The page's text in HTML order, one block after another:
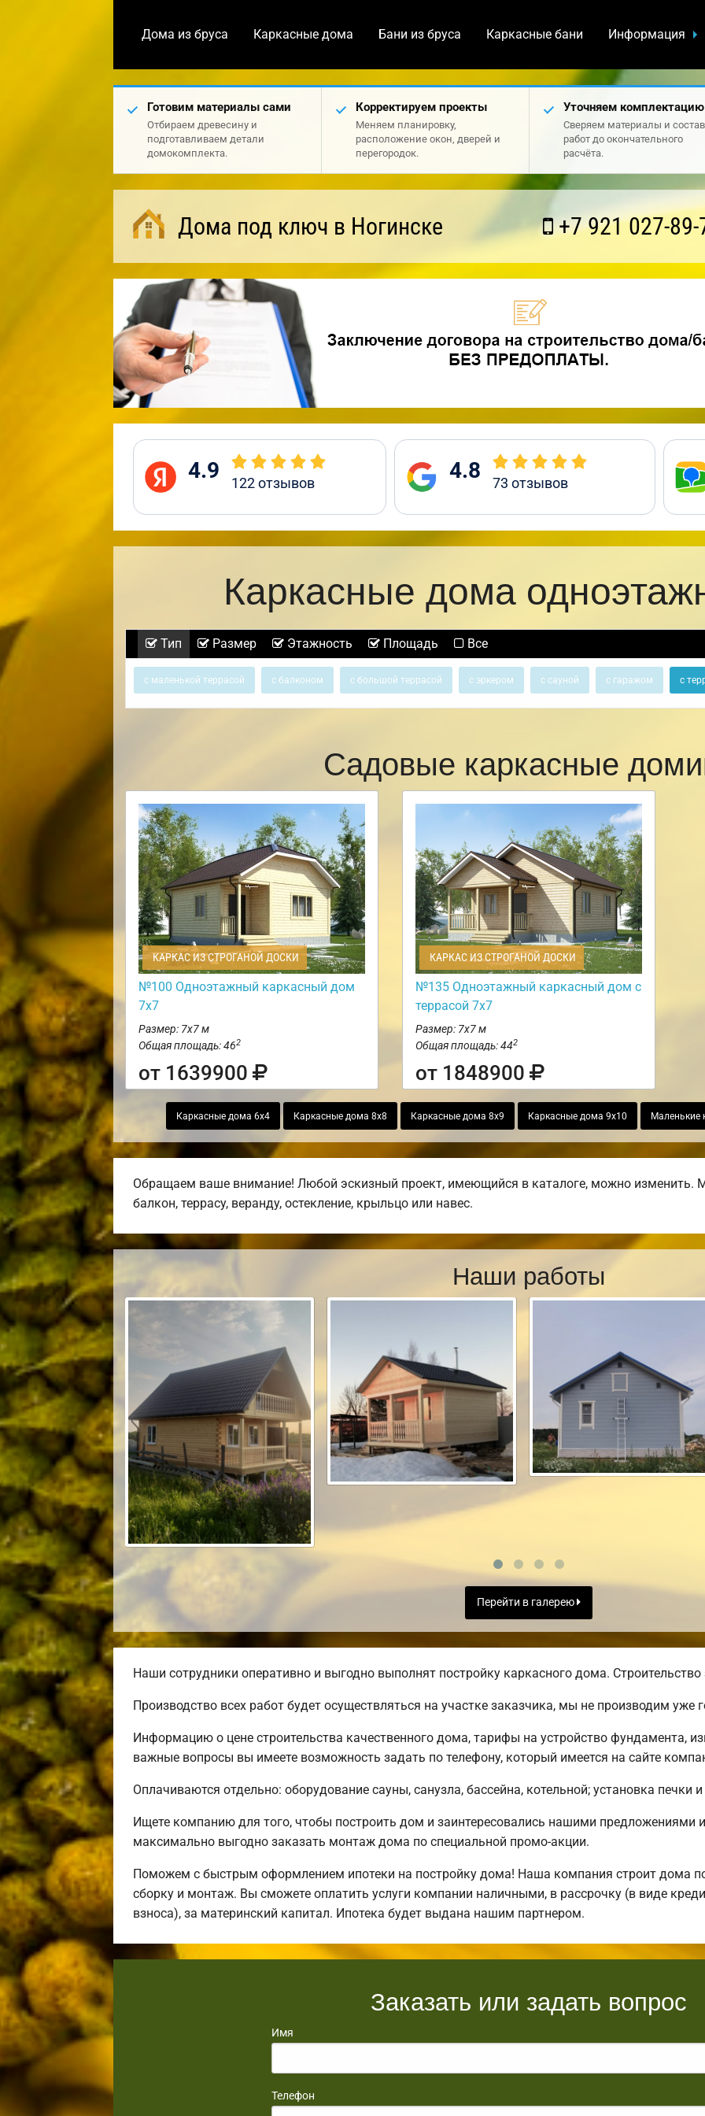
Дома из бруса Каркасные дома Бани из бруса Каркасные бани Информация
Готовим материалы сами
Отбираем древесину и
подготавливаем детали
домокомплекта.
Корректируем проекты
Меняем планировку,
расположение окон, дверей и
перегородок.
Уточняем комплектацию
Сверяем материалы и состав
работ до окончательного
расчёта.
Дома под ключ в Ногинске +7 921 027-89-
4.9 122отзывов 4.8 73 отзывов
Каркасные дома
Тип Размер Этажность Площадь Все
с маленькой террасой с балконом с большой террасой с эркером с сауной с гаражом с
Садовые каркасные
КАРКАС ИЗ СТРОГАНОЙ ДОСКИ
№100 Одноэтажный каркасный дом
7х7
Размер: 7х7 м
Общая площадь: 462
от 1639900
КАРКАС ИЗ СТРОГАНОЙ ДОСКИ
№135 Одноэтажный каркасный дом с
террасой 7х7
Размер: 7х7 м
Общая площадь: 442
от 1848900
Каркасные дома 6х4 Каркасные дома 8х8 Каркасные дома 8х9 Каркасные дома 9х10 Маленькие
Обращаем ваше внимание! Любой эскизный проект, имеющийся в каталоге, можно изменить.
балкон, террасу, веранду, остекление, крыльцо или навес.
Наши работы
Перейти в галерею
Наши сотрудники оперативно и выгодно выполнят постройку каркасного дома.
Производство всех работ будет осуществляться на участке заказчика, мы не производим
Информацию о цене строительства качественного дома, тарифы на устройство фундамента,
важные вопросы вы имеете возможность задать по телефону, который имеется на сайте
Оплачиваются отдельно: оборудование сауны, санузла, бассейна, котельной; установка печки
Ищете компанию для того, чтобы построить дом и заинтересовались нашими предложениями
максимально выгодно заказать монтаж дома по специальной промо-акции.
Поможем с быстрым оформлением ипотеки на постройку дома! Наша компания строит дома
сборку и монтаж. Вы сможете оплатить услуги компании наличными, в рассрочку (в виде
взноса), за материнский капитал. Ипотека будет выдана нашим партнером.
Заказать или задать вопрос
Имя
Телефон